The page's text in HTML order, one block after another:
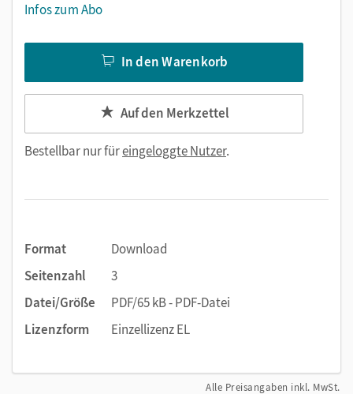
Infos zum Abo
In den Warenkorb
Auf den Merkzettel
Bestellbar nur füreingeloggte Nutzer.
Format
Download
Seitenzahl
3
Datei/Größe
PDF/65 kB - PDF-Datei
Lizenzform
Einzellizenz EL
Alle Preisangaben inkl. MwSt.